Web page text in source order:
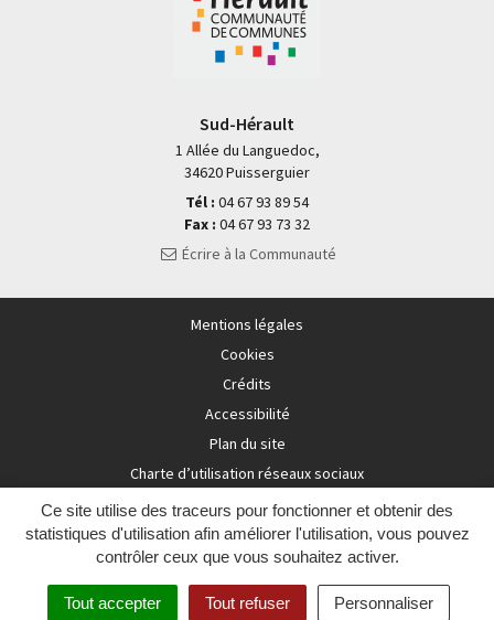
Ce site utilise des traceurs pour fonctionner et obtenir des
statistiques d'utilisation afin améliorer l'utilisation, vous pouvez
contrôler ceux que vous souhaitez activer.
Tout accepter Tout refuser Personnaliser
Sud-Hérault
1 Allée du Languedoc,
34620 Puisserguier
Tél : 04 67 93 89 54
Fax : 04 67 93 73 32
Écrire à la Communauté
Mentions légales
Cookies
Crédits
Accessibilité
Plan du site
Charte d’utilisation réseaux sociaux